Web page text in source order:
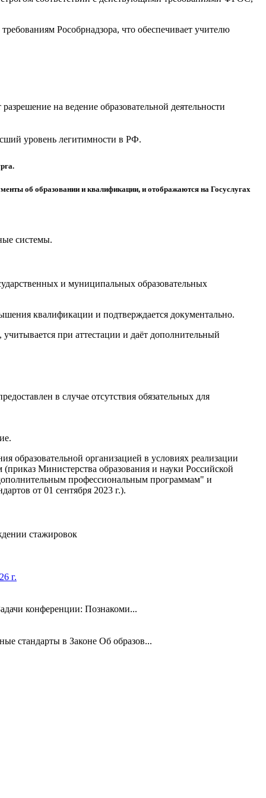
Рособрнадзора, что обеспечивает учителю
на ведение образовательной деятельности
уровень легитимности в РФ.
об образовании и квалификации, и отображаются на Госуслугах
системы.
и муниципальных образовательных
квалификации и подтверждается документально.
при аттестации и даёт дополнительный
в случае отсутствия обязательных для
организацией в условиях реализации
Министерства образования и науки Российской
профессиональным программам" и
от 01 сентября 2023 г.).
стажировок
г.
конференции: Познакоми...
стандарты в Законе Об образов...